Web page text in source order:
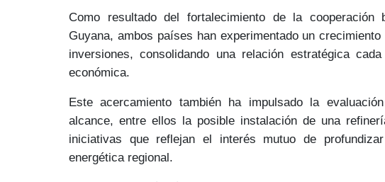
Como resultado del fortalecimiento de la
Guyana, ambos países han experimentado un
inversiones, consolidando una relación estratégica
económica.
Este acercamiento también ha impulsado la
alcance, entre ellos la posible instalación de una
iniciativas que reflejan el interés mutuo de
energética regional.